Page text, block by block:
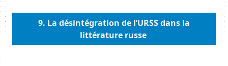
9. La désintégration de l’URSS dans la
littérature russe